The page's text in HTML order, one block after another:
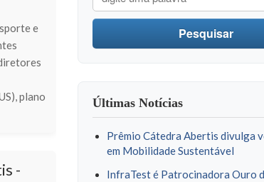
e
plano
-
Pesquisar
Últimas Notícias
Prêmio Cátedra Abertis divulga
em Mobilidade Sustentável
InfraTest é Patrocinadora Ouro